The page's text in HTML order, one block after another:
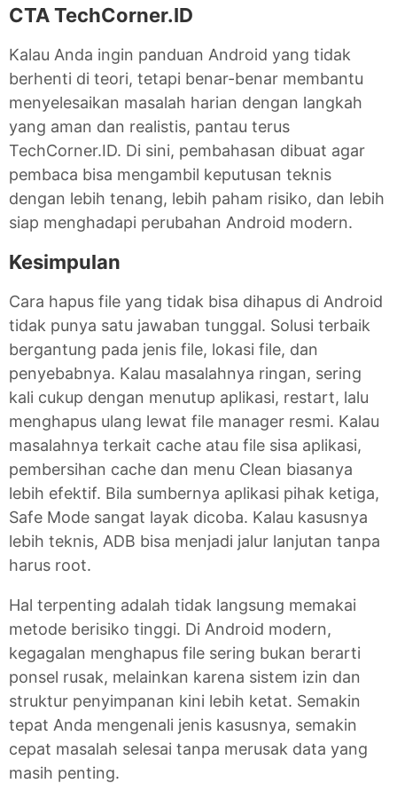
CTA TechCorner.ID
Kalau Anda ingin panduan Android yang tidak
berhenti di teori, tetapi benar-benar membantu
menyelesaikan masalah harian dengan langkah
yang aman dan realistis, pantau terus
TechCorner.ID. Di sini, pembahasan dibuat agar
pembaca bisa mengambil keputusan teknis
dengan lebih tenang, lebih paham risiko, dan lebih
siap menghadapi perubahan Android modern.
Kesimpulan
Cara hapus file yang tidak bisa dihapus di Android
tidak punya satu jawaban tunggal. Solusi terbaik
bergantung pada jenis file, lokasi file, dan
penyebabnya. Kalau masalahnya ringan, sering
kali cukup dengan menutup aplikasi, restart, lalu
menghapus ulang lewat file manager resmi. Kalau
masalahnya terkait cache atau file sisa aplikasi,
pembersihan cache dan menu Clean biasanya
lebih efektif. Bila sumbernya aplikasi pihak ketiga,
Safe Mode sangat layak dicoba. Kalau kasusnya
lebih teknis, ADB bisa menjadi jalur lanjutan tanpa
harus root.
Hal terpenting adalah tidak langsung memakai
metode berisiko tinggi. Di Android modern,
kegagalan menghapus file sering bukan berarti
ponsel rusak, melainkan karena sistem izin dan
struktur penyimpanan kini lebih ketat. Semakin
tepat Anda mengenali jenis kasusnya, semakin
cepat masalah selesai tanpa merusak data yang
masih penting.